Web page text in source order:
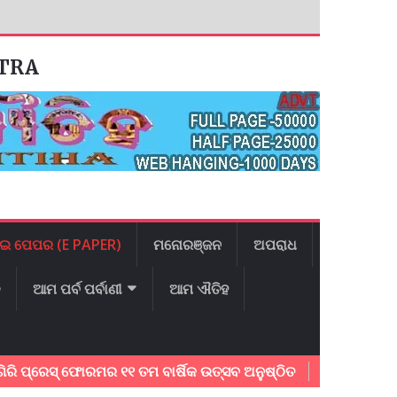
ଇ ପେପର (E PAPER) ମନୋରଞ୍ଜନ ଅପରାଧ
ଆମ ପର୍ବ ପର୍ବାଣୀ ଆମ ଐତିହ
ଫୋରମର ୧୧ ତମ ବାର୍ଷିକ ଉତ୍ସବ ଅନୁଷ୍ଠିତ ଅବସର ପ୍ରାପ୍ତ